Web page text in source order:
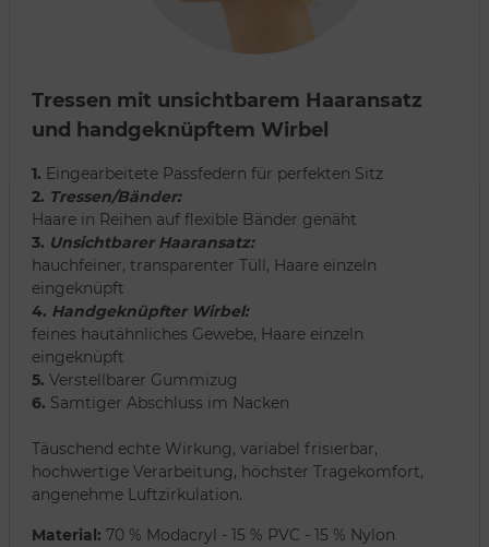
Tressen mit unsichtbarem Haaransatz
und handgeknüpftem Wirbel
1. Eingearbeitete Passfedern für perfekten Sitz
2. Tressen/Bänder:
Haare in Reihen auf flexible Bänder genäht
3. Unsichtbarer Haaransatz:
hauchfeiner, transparenter Tüll, Haare einzeln
eingeknüpft
4. Handgeknüpfter Wirbel:
feines hautähnliches Gewebe, Haare einzeln
eingeknüpft
5. Verstellbarer Gummizug
6. Samtiger Abschluss im Nacken
Täuschend echte Wirkung, variabel frisierbar,
hochwertige Verarbeitung, höchster Tragekomfort,
angenehme Luftzirkulation.
Material: 70 % Modacryl - 15 % PVC - 15 % Nylon